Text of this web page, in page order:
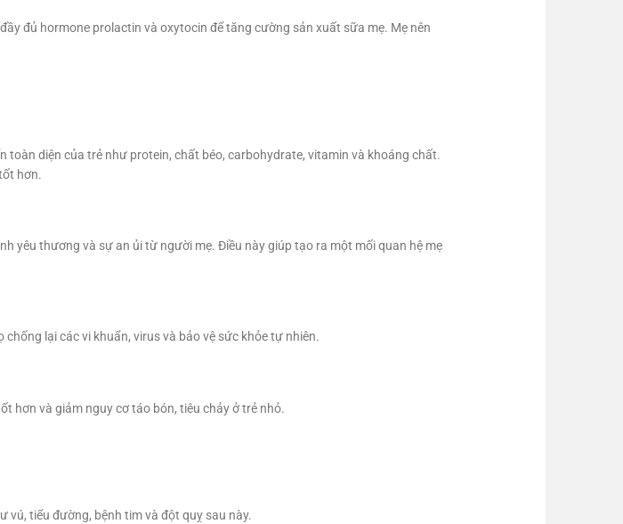
đủ hormone prolactin và oxytocin để tăng cường sản xuất sữa mẹ. Mẹ nên
diện của trẻ như protein, chất béo, carbohydrate, vitamin và khoáng chất.
hơn.
yêu thương và sự an ủi từ người mẹ. Điều này giúp tạo ra một mối quan hệ mẹ
lại các vi khuẩn, virus và bảo vệ sức khỏe tự nhiên.
hơn và giảm nguy cơ táo bón, tiêu chảy ở trẻ nhỏ.
vú, tiểu đường, bệnh tim và đột quỵ sau này.